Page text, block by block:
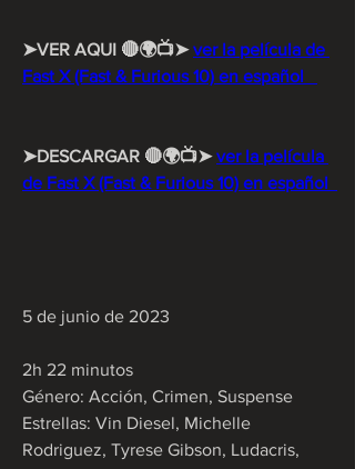
➤VER AQUI 🔴🌍📺➤ ver la película de
Fast X (Fast & Furious 10) en español
➤DESCARGAR 🔴🌍📺➤ ver la película
5 de junio de 2023
2h 22 minutos
Género: Acción, Crimen, Suspense
Estrellas: Vin Diesel, Michelle
Rodriguez, Tyrese Gibson, Ludacris,